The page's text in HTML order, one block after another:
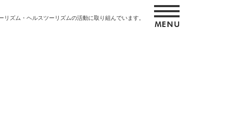
ズム・ヘルスツーリズムの活動に取り組んでいます。